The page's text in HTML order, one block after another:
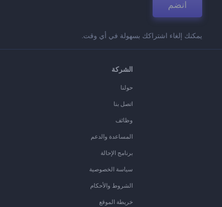
انضم
يمكنك إلغاء اشتراكك بسهولة في أي وقت.
الشركة
حولنا
اتصل بنا
وظائف
المساعدة والدعم
برنامج الإحالة
سياسة الخصوصية
الشروط والأحكام
خريطة الموقع